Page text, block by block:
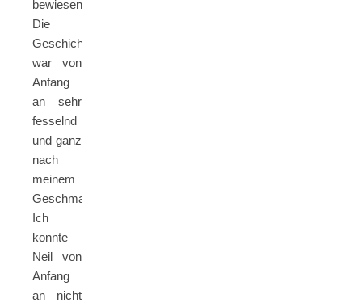
bewiesen.
Die
Geschichte
war von
Anfang
an sehr
fesselnd
und ganz
nach
meinem
Geschmack.
Ich
konnte
Neil von
Anfang
an nicht